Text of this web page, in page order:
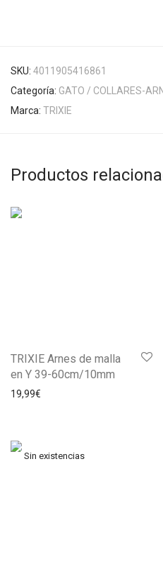
SKU: 4011905416861
Categoría: GATO / COLLARES-
Marca: TRIXIE
Productos
TRIXIE Arnes de malla
en Y 39-60cm/10mm
19,99€